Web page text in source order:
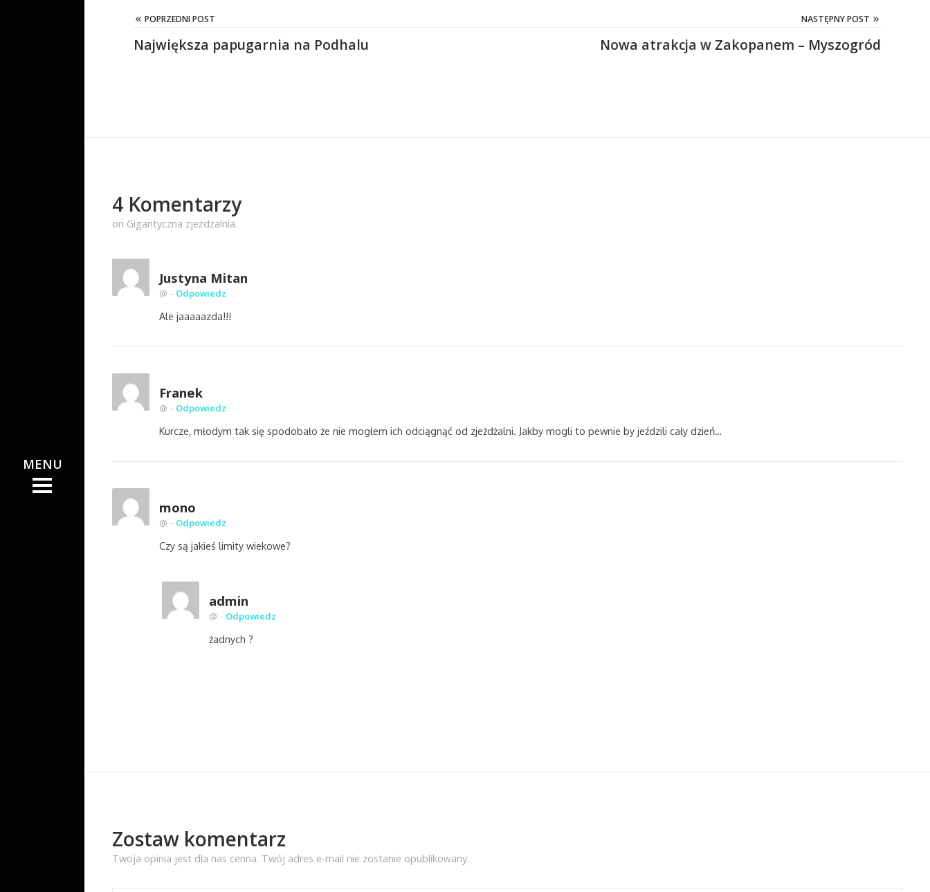
POPRZEDNI POST
Największa papugarnia na Podhalu
NASTĘPNY POST
Nowa atrakcja w Zakopanem – Myszogród
4 Komentarzy
on Gigantyczna zjeżdżalnia.
Justyna Mitan
@ - Odpowiedz
Ale jaaaaazda!!!
Franek
@ - Odpowiedz
Kurcze, młodym tak się spodobało że nie mogłem ich odciągnąć od zjeżdżalni. Jakby mogli to pewnie by jeździli cały dzień…
mono
@ - Odpowiedz
Czy są jakieś limity wiekowe?
admin
@ - Odpowiedz
żadnych ?
Zostaw komentarz
Twoja opinia jest dla nas cenna. Twój adres e-mail nie zostanie opublikowany.